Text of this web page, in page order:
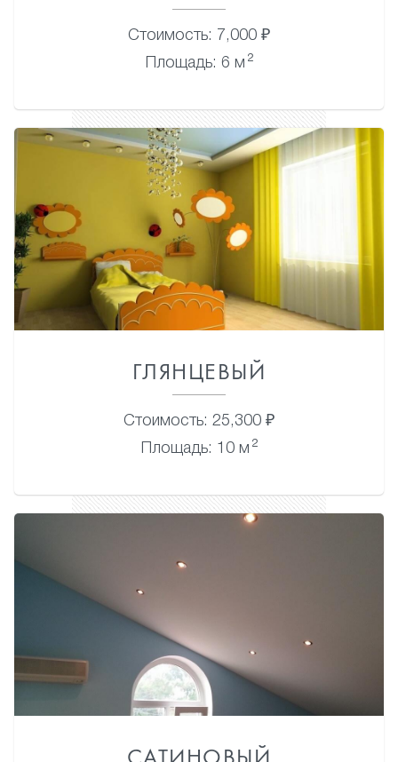
Стоимость: 7,000 ₽
Площадь: 6 м 2
ГЛЯНЦЕВЫЙ
Стоимость: 25,300 ₽
Площадь: 10 м 2